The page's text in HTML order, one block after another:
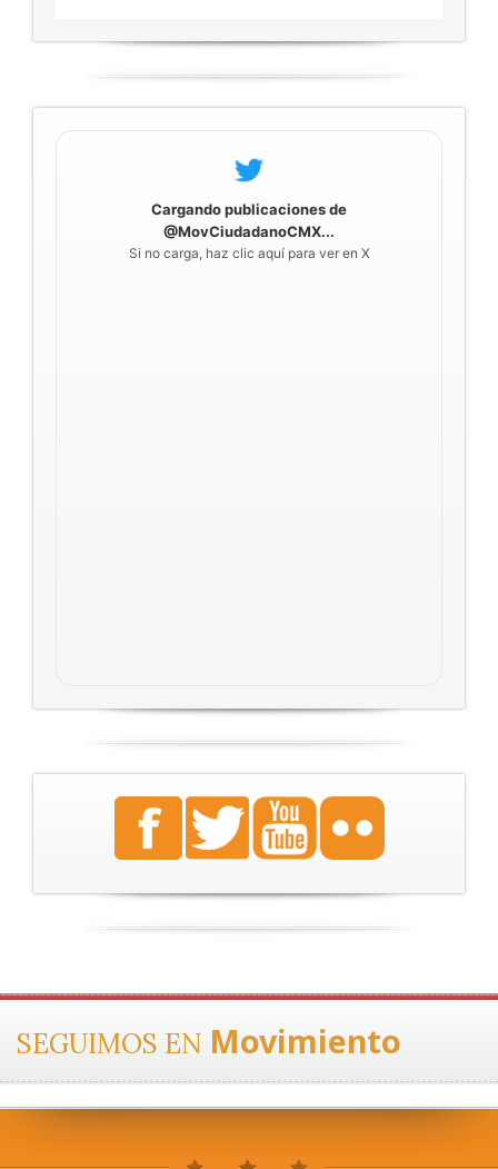
Cargando publicaciones de
@MovCiudadanoCMX...
Si no carga, haz clic aquí para ver en X
SEGUIMOS EN Movimiento